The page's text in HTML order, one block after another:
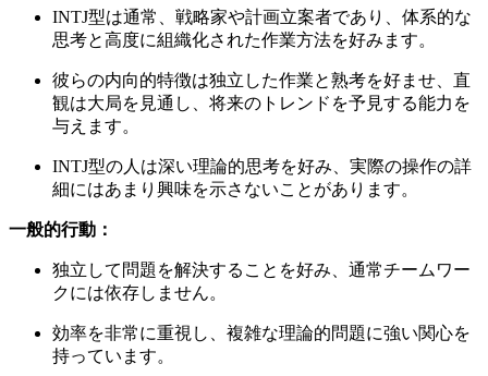
INTJ型は通常、戦略家や計画立案者であり、体系的な
思考と高度に組織化された作業方法を好みます。
彼らの内向的特徴は独立した作業と熟考を好ませ、直
観は大局を見通し、将来のトレンドを予見する能力を
与えます。
INTJ型の人は深い理論的思考を好み、実際の操作の詳
細にはあまり興味を示さないことがあります。
一般的行動：
独立して問題を解決することを好み、通常チームワー
クには依存しません。
効率を非常に重視し、複雑な理論的問題に強い関心を
持っています。